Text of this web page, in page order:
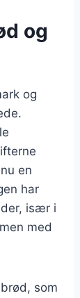
og
og
en
har
især i
med
som